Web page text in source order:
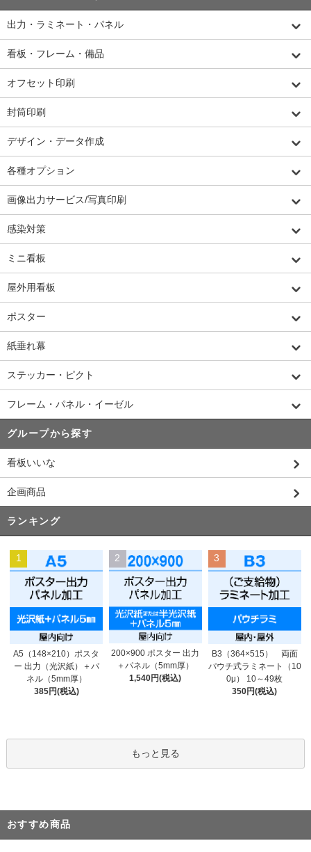
出力・ラミネート・パネル
看板・フレーム・備品
オフセット印刷
封筒印刷
デザイン・データ作成
各種オプション
画像出力サービス/写真印刷
感染対策
ミニ看板
屋外用看板
ポスター
紙垂れ幕
ステッカー・ピクト
フレーム・パネル・イーゼル
グループから探す
看板いいな
企画商品
ランキング
1
A5（148×210）ポスタ
ー 出力（光沢紙）＋パ
ネル（5mm厚）
385円(税込)
2
200×900 ポスター 出力
＋パネル（5mm厚）
1,540円(税込)
3
B3（364×515） 両面
パウチ式ラミネート（10
0μ） 10～49枚
350円(税込)
もっと見る
おすすめ商品